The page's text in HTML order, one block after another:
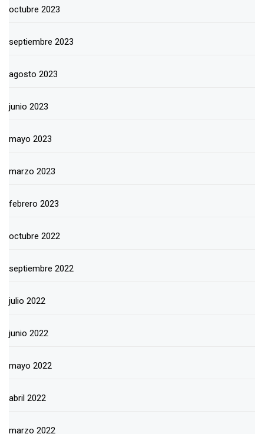
octubre 2023
septiembre 2023
agosto 2023
junio 2023
mayo 2023
marzo 2023
febrero 2023
octubre 2022
septiembre 2022
julio 2022
junio 2022
mayo 2022
abril 2022
marzo 2022